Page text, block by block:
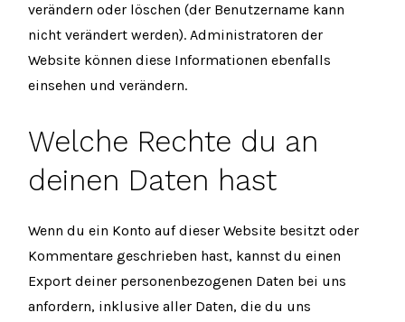
verändern oder löschen (der Benutzername kann
nicht verändert werden). Administratoren der
Website können diese Informationen ebenfalls
einsehen und verändern.
Welche Rechte du an
deinen Daten hast
Wenn du ein Konto auf dieser Website besitzt oder
Kommentare geschrieben hast, kannst du einen
Export deiner personenbezogenen Daten bei uns
anfordern, inklusive aller Daten, die du uns